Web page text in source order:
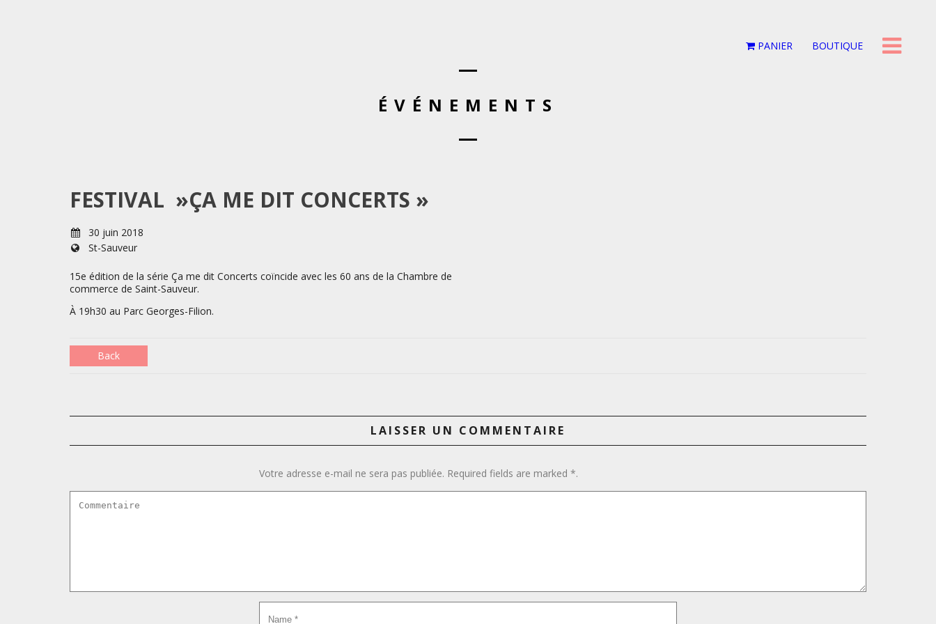
PANIER BOUTIQUE
ÉVÉNEMENTS
FESTIVAL »ÇA ME DIT CONCERTS »
30 juin 2018
St-Sauveur
15e édition de la série Ça me dit Concerts coïncide avec les 60 ans de la Chambre de
commerce de Saint-Sauveur.
À 19h30 au Parc Georges-Filion.
Back
LAISSER UN COMMENTAIRE
Votre adresse e-mail ne sera pas publiée. Required fields are marked *.